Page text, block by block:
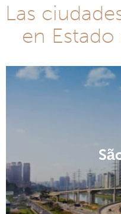
Las
en